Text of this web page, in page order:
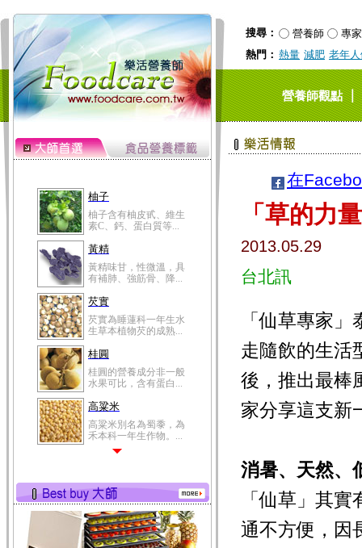
搜尋： 營養師
專家
熱門： 熱量 減肥 老年
營養師觀點｜
柚子
柚子含有柚皮甙、維生
素C、鈣、蛋白質等...
黃精
黃精味甘，性微溫，具
有補肺、強筋骨、降...
芡實
芡實為睡蓮科一年生水
生草本植物芡的成熟...
桂圓
桂圓的營養成分非一般
水果可比，含有蛋白...
高粱米
高粱米別名為蜀黍，為
禾本科一年生作物。...
有蛋白質、脂肪、磷...
鮪魚
鮪魚肚肉中的不飽和脂
肪酸內富含EPA和DH...
在
「草的力
2013.05.29
台北訊
「仙草專家
走隨飲的生活
後，推出最棒
家分享這支新
消暑、天然、
「仙草」其
通不方便，因